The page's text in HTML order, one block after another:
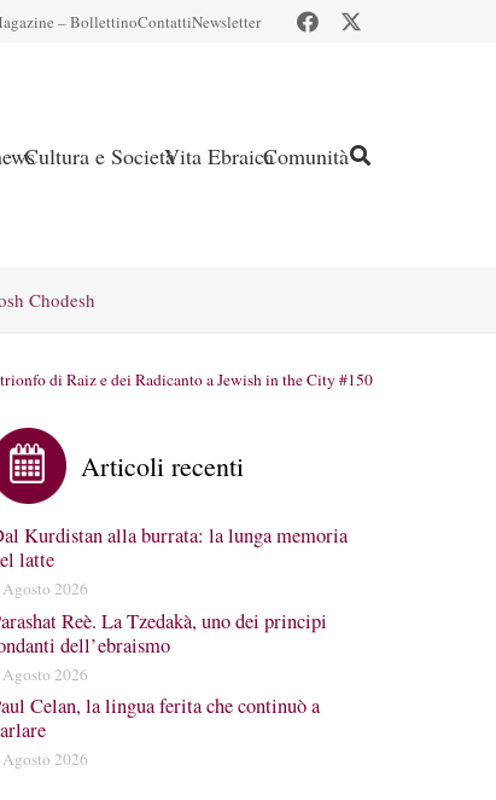
– BollettinoContattiNewsletter
Cultura e SocietàVita EbraicaComunità
Chodesh
di Raiz e dei Radicanto a Jewish in the City #150
Articoli recenti
Kurdistan alla burrata: la lunga memoria
latte
2026
Reè. La Tzedakà, uno dei principi
dell’ebraismo
2026
Celan, la lingua ferita che continuò a
2026